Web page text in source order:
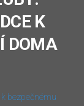
K
DOMA
bezpečnému